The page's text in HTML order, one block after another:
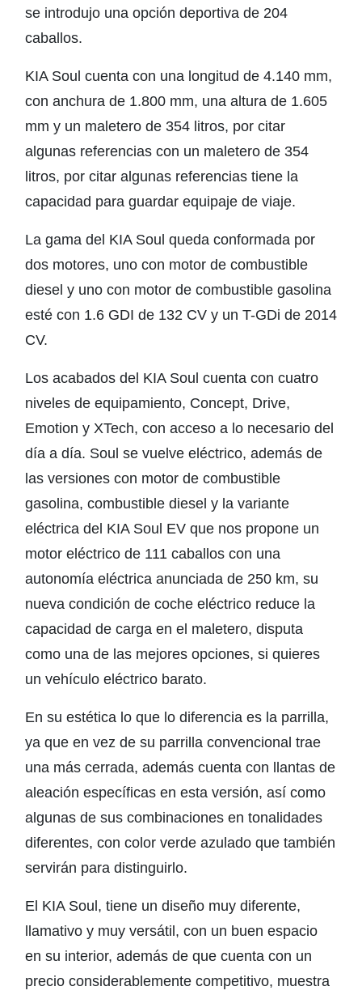
se introdujo una opción deportiva de 204
caballos.
KIA Soul cuenta con una longitud de 4.140 mm,
con anchura de 1.800 mm, una altura de 1.605
mm y un maletero de 354 litros, por citar
algunas referencias con un maletero de 354
litros, por citar algunas referencias tiene la
capacidad para guardar equipaje de viaje.
La gama del KIA Soul queda conformada por
dos motores, uno con motor de combustible
diesel y uno con motor de combustible gasolina
esté con 1.6 GDI de 132 CV y un T-GDi de 2014
CV.
Los acabados del KIA Soul cuenta con cuatro
niveles de equipamiento, Concept, Drive,
Emotion y XTech, con acceso a lo necesario del
día a día. Soul se vuelve eléctrico, además de
las versiones con motor de combustible
gasolina, combustible diesel y la variante
eléctrica del KIA Soul EV que nos propone un
motor eléctrico de 111 caballos con una
autonomía eléctrica anunciada de 250 km, su
nueva condición de coche eléctrico reduce la
capacidad de carga en el maletero, disputa
como una de las mejores opciones, si quieres
un vehículo eléctrico barato.
En su estética lo que lo diferencia es la parrilla,
ya que en vez de su parrilla convencional trae
una más cerrada, además cuenta con llantas de
aleación específicas en esta versión, así como
algunas de sus combinaciones en tonalidades
diferentes, con color verde azulado que también
servirán para distinguirlo.
El KIA Soul, tiene un diseño muy diferente,
llamativo y muy versátil, con un buen espacio
en su interior, además de que cuenta con un
precio considerablemente competitivo, muestra